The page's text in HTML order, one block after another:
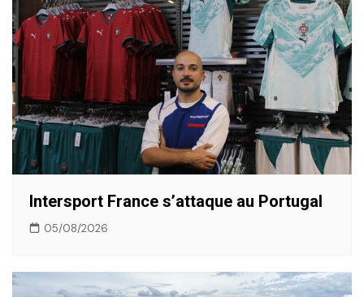
Intersport France s’attaque au Portugal
05/08/2026